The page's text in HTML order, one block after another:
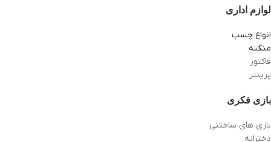
لوازم اداری
انواع چسب
منگنه
فاکتور
پرینتر
بازی فکری
بازی های ساختنی
دخترانه